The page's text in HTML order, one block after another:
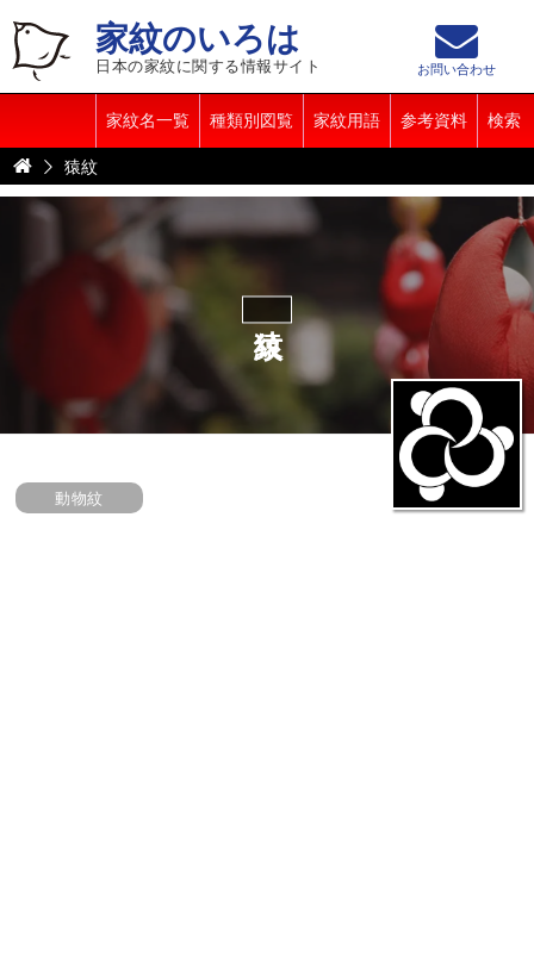
家紋のいろは
日本の家紋に関する情報サイト
家紋名一覧 種類別図覧 家紋用語 参考資料 検索
お問い合わせ
猿紋
動物紋